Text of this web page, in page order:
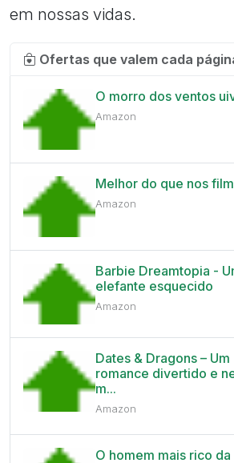
em nossas vidas.
Ofertas que valem cada
O morro dos ventos
Amazon
Melhor do que nos
Amazon
Barbie Dreamtopia -
elefante esquecido
Amazon
Dates & Dragons – Um
romance divertido e
m...
Amazon
O homem mais rico da